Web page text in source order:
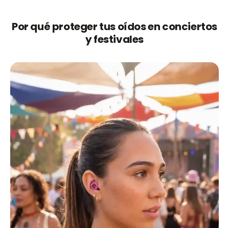
Por qué proteger tus oídos en conciertos
y festivales